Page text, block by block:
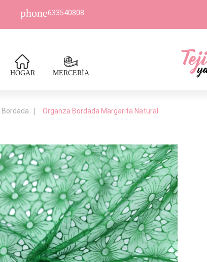
phone633540808
HOGAR MERCERÍA
Bordada Organza Bordada Margarita Natural